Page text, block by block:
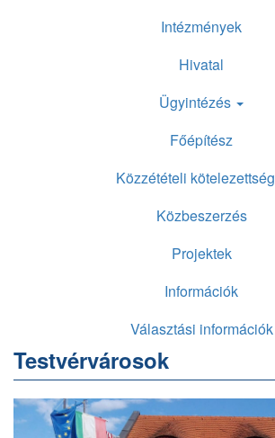
Intézmények
Hivatal
Ügyintézés
Főépítész
Közzétételi kötelezettség
Közbeszerzés
Projektek
Információk
Választási információk
Testvérvárosok